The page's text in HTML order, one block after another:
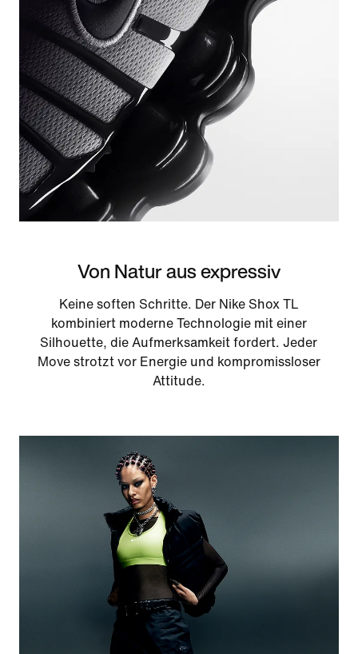
Von Natur aus expressiv
Keine soften Schritte. Der Nike Shox TL
kombiniert moderne Technologie mit einer
Silhouette, die Aufmerksamkeit fordert. Jeder
Move strotzt vor Energie und kompromissloser
Attitude.